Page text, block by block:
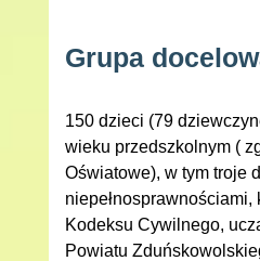
Grupa
150 dzieci (79
wieku przedszkolnym (
Oświatowe), w tym troje
Kodeksu Cywilnego,
Powiatu